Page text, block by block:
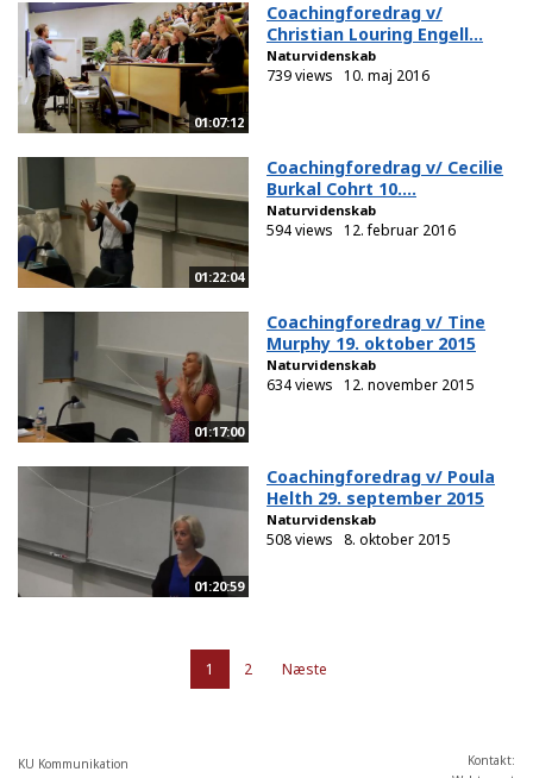
01:07:12
Coachingforedrag v/
Christian Louring Engell...
Naturvidenskab
739 views 10. maj 2016
01:22:04
Coachingforedrag v/ Cecilie
Burkal Cohrt 10....
Naturvidenskab
594 views 12. februar 2016
01:17:00
Coachingforedrag v/ Tine
Murphy 19. oktober 2015
Naturvidenskab
634 views 12. november 2015
01:20:59
Coachingforedrag v/ Poula
Helth 29. september 2015
Naturvidenskab
508 views 8. oktober 2015
1 2 Næste
KU Kommunikation
Kontakt: